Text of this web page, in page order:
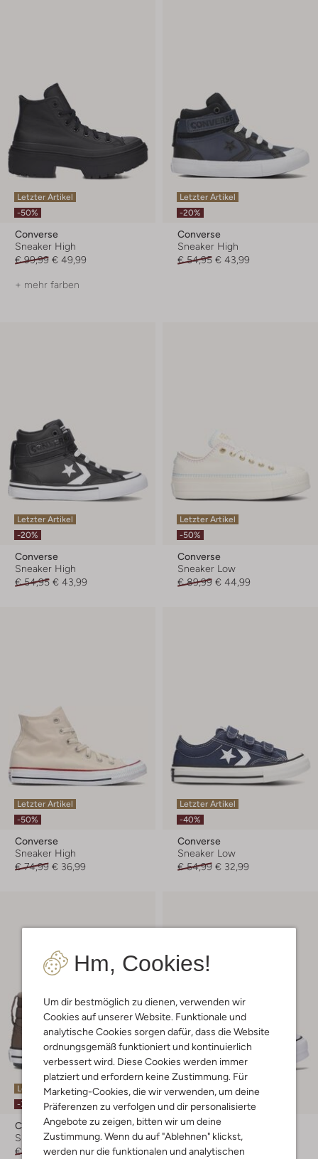
Hm, Cookies!
Um dir bestmöglich zu dienen, verwenden wir
Cookies auf unserer Website. Funktionale und
analytische Cookies sorgen dafür, dass die Website
ordnungsgemäß funktioniert und kontinuierlich
verbessert wird. Diese Cookies werden immer
platziert und erfordern keine Zustimmung. Für
Marketing-Cookies, die wir verwenden, um deine
Präferenzen zu verfolgen und dir personalisierte
Angebote zu zeigen, bitten wir um deine
Zustimmung. Wenn du auf "Ablehnen" klickst,
werden nur die funktionalen und analytischen
Letzter Artikel
-50%
Converse
Sneaker High
€ 99,99 € 49,99
+ mehr farben
Letzter Artikel
-20%
Converse
Sneaker High
€ 54,95 € 43,99
Letzter Artikel
-20%
Converse
Sneaker High
€ 54,95 € 43,99
Letzter Artikel
-50%
Converse
Sneaker Low
€ 89,99 € 44,99
Letzter Artikel
-50%
Converse
Sneaker High
€ 74,99 € 36,99
Letzter Artikel
-40%
Converse
Sneaker Low
€ 54,99 € 32,99
Letzter Artikel
-30%
Converse
Sneaker High
€ 64,95 € 44,95
-30%
Converse
Sneaker High
€ 99,99 € 69,99